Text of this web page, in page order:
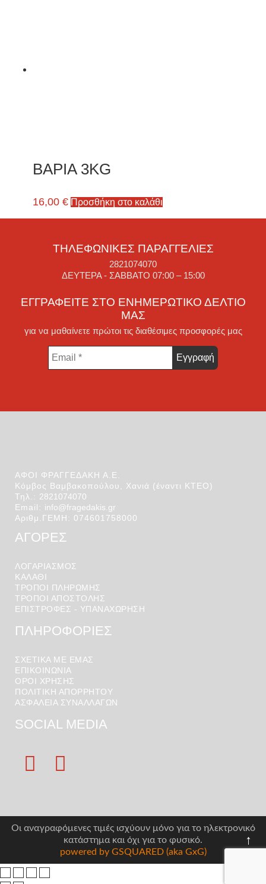
ΒΑΡΙΑ 3ΚG
16,00 € Προσθήκη στο καλάθι
ΤΗΛΕΦΩΝΙΚΈΣ ΠΑΡΑΓΓΕΛΊΕΣ
2821074070
ΔΕΥΤΈΡΑ - ΣΆΒΒΑΤΟ 07:00 – 15:00
ΕΓΓΡΑΦΕΊΤΕ ΣΤΟ ΕΝΗΜΕΡΩΤΙΚΌ ΔΕΛΤΊΟ
ΜΑΣ
για να μαθαίνετε πρώτοι τις διαθέσιμες προσφορές μας
Email
ΑΦΟΙ ΦΡΑΓΓΕΔΑΚΗ Α.Ε.
Κόμβος Βαμβακοπούλου, Χανιά (έναντι ΚΤΕΟ)
Τηλ.: 2821074070
Email: info@fragedakis.gr
Αριθμ.ΓΕΜΗ: 074601758000
ΑΓΟΡΕΣ
ΛΟΓΑΡΙΑΣΜΌΣ
ΚΑΛΆΘΙ
ΤΡΟΠΟΙ ΠΛΗΡΩΜΗΣ
ΤΡΟΠΟΙ ΑΠΟΣΤΟΛΉΣ
ΕΠΙΣΤΡΟΦΕΣ - ΥΠΑΝΑΧΩΡΗΣΗ
ΠΛΗΡΟΦΟΡΙΕΣ
ΣΧΕΤΙΚΑ ΜΕ ΕΜΑΣ
ΕΠΙΚΟΙΝΩΝΙΑ
ΟΡΟΙ ΧΡΉΣΗΣ
ΠΟΛΙΤΙΚΗ ΑΠΟΡΡΗΤΟΥ
ΑΣΦΑΛΕΙΑ ΣΥΝΑΛΛΑΓΩΝ
SOCIAL MEDIA
Οι αναγραφόμενες τιμές ισχύουν μόνο για το ηλεκτρονικό
κατάστημα και όχι για το φυσικό.
powered by GSQUARED (aka GxG)
↑